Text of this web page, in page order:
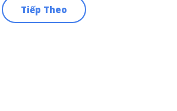
Tiếp Theo